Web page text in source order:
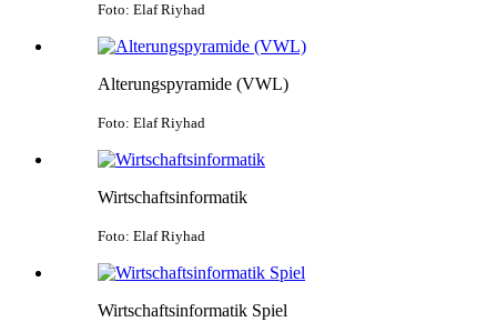
Foto: Elaf Riyhad
Alterungspyramide (VWL)
Foto: Elaf Riyhad
Wirtschaftsinformatik
Foto: Elaf Riyhad
Wirtschaftsinformatik Spiel